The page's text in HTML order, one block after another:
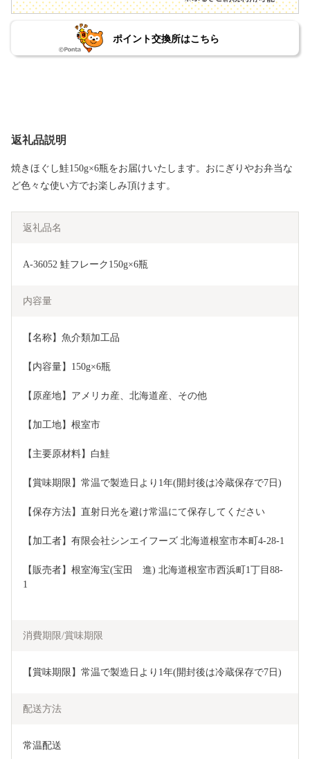
ポイント交換所はこちら
返礼品説明
焼きほぐし鮭150g×6瓶をお届けいたします。おにぎりやお弁当な
ど色々な使い方でお楽しみ頂けます。
返礼品名
A-36052 鮭フレーク150g×6瓶
内容量
【名称】魚介類加工品
【内容量】150g×6瓶
【原産地】アメリカ産、北海道産、その他
【加工地】根室市
【主要原材料】白鮭
【賞味期限】常温で製造日より1年(開封後は冷蔵保存で7日)
【保存方法】直射日光を避け常温にて保存してください
【加工者】有限会社シンエイフーズ 北海道根室市本町4-28-1
【販売者】根室海宝(宝田　進) 北海道根室市西浜町1丁目88-
1
消費期限/賞味期限
【賞味期限】常温で製造日より1年(開封後は冷蔵保存で7日)
配送方法
常温配送